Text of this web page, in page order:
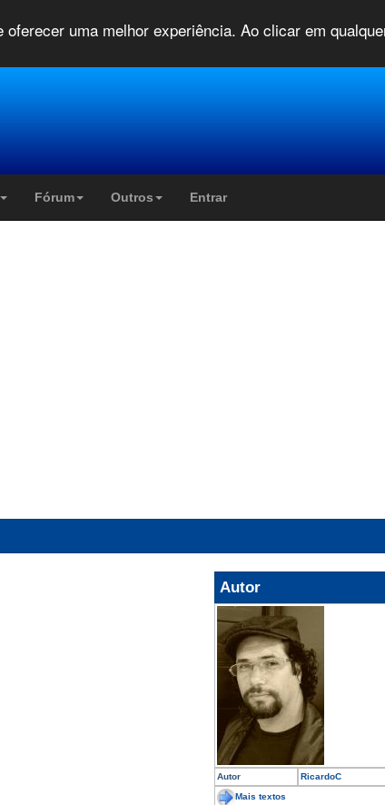
uma melhor experiência. Ao clicar em
Fórum Outros Entrar
Autor
Autor RicardoC
Mais textos